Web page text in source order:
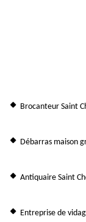
Brocanteur Saint
Débarras maison
Antiquaire Saint
Entreprise de